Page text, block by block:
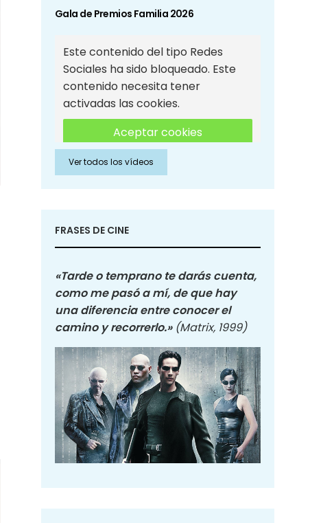
Gala de Premios Familia 2026
Este contenido del tipo Redes
Sociales ha sido bloqueado. Este
contenido necesita tener
activadas las cookies.
Aceptar cookies
Aceptar cookies de Redes
Sociales
Ver todos los vídeos
FRASES DE CINE
«Tarde o temprano te darás cuenta,
como me pasó a mí, de que hay
una diferencia entre conocer el
camino y recorrerlo.» (Matrix, 1999)